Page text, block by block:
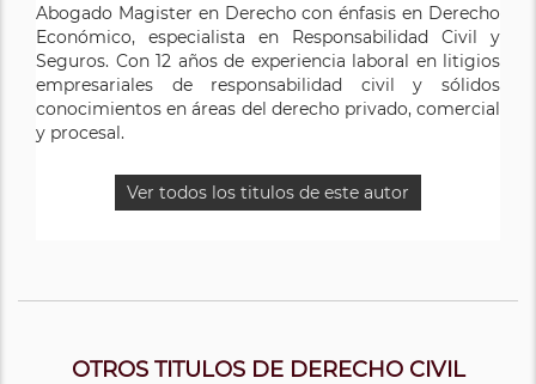
Abogado Magister en Derecho con énfasis en Derecho
Económico, especialista en Responsabilidad Civil y
Seguros. Con 12 años de experiencia laboral en litigios
empresariales de responsabilidad civil y sólidos
conocimientos en áreas del derecho privado, comercial
y procesal.
Ver todos los titulos de este autor
OTROS TITULOS DE DERECHO CIVIL